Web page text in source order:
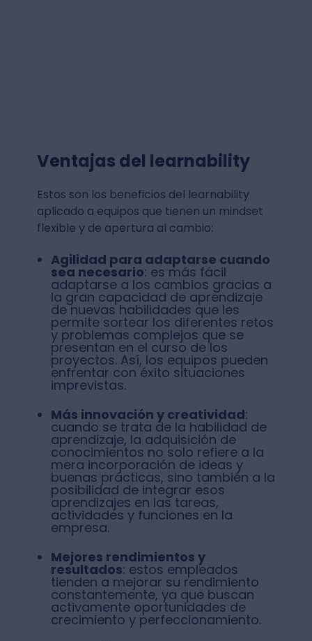
Ventajas del learnability
Estos son los beneficios del learnability
aplicado a equipos que tienen un mindset
flexible y de apertura al cambio:
Agilidad para adaptarse cuando
sea necesario: es más fácil
adaptarse a los cambios gracias a
la gran capacidad de aprendizaje
de nuevas habilidades que les
permite sortear los diferentes retos
y problemas complejos que se
presentan en el curso de los
proyectos. Así, los equipos pueden
enfrentar con éxito situaciones
imprevistas.
Más innovación y creatividad:
cuando se trata de la habilidad de
aprendizaje, la adquisición de
conocimientos no solo refiere a la
mera incorporación de ideas y
buenas prácticas, sino también a la
posibilidad de integrar esos
aprendizajes en las tareas,
actividades y funciones en la
empresa.
Mejores rendimientos y
resultados: estos empleados
tienden a mejorar su rendimiento
constantemente, ya que buscan
activamente oportunidades de
crecimiento y perfeccionamiento.